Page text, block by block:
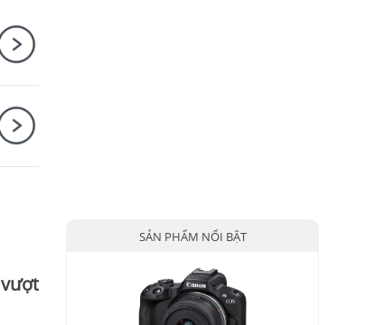
SẢN PHẨM NỔI BẬT